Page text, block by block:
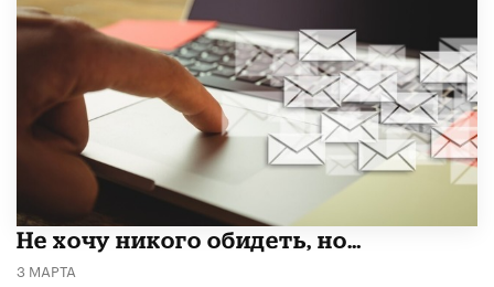
Не хочу никого обидеть, но…
3 МАРТА